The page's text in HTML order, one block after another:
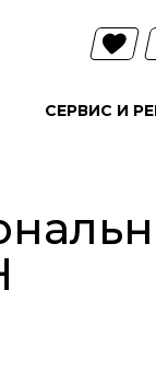
СЕРВИС И